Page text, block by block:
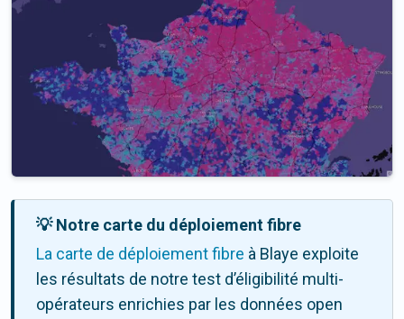
💡 Notre carte du déploiement fibre
La carte de déploiement fibre à Blaye exploite
les résultats de notre test d’éligibilité multi-
opérateurs enrichies par les données open